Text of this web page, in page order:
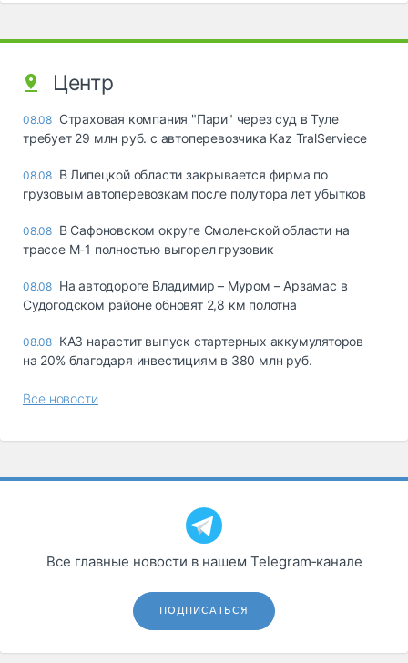
Центр
08.08 Страховая компания "Пари" через суд в Туле
требует 29 млн руб. с автоперевозчика Kaz TralServiece
08.08 В Липецкой области закрывается фирма по
грузовым автоперевозкам после полутора лет убытков
08.08 В Сафоновском округе Смоленской области на
трассе М-1 полностью выгорел грузовик
08.08 На автодороге Владимир – Муром – Арзамас в
Судогодском районе обновят 2,8 км полотна
08.08 КАЗ нарастит выпуск стартерных аккумуляторов
на 20% благодаря инвестициям в 380 млн руб.
Все новости
Все главные новости в нашем Telegram‑канале
ПОДПИСАТЬСЯ